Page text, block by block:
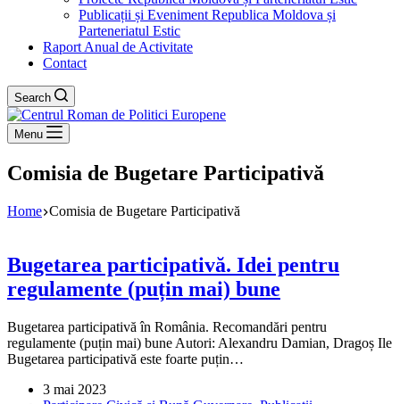
Publicații și Eveniment Republica Moldova și
Parteneriatul Estic
Raport Anual de Activitate
Contact
Search
Menu
Comisia de Bugetare Participativă
Home Comisia de Bugetare Participativă
Bugetarea participativă. Idei pentru
regulamente (puțin mai) bune
Bugetarea participativă în România. Recomandări pentru
regulamente (puțin mai) bune Autori: Alexandru Damian, Dragoș Ile
Bugetarea participativă este foarte puțin…
3 mai 2023